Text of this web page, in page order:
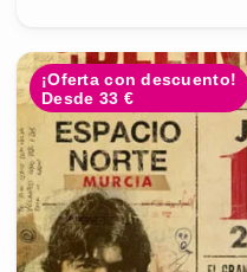
¡Oferta con descuento!
Desde 33 €